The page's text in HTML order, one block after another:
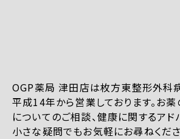
OGP薬局 津田店は枚方東整形外科
平成14年から営業しております。お
についてのご相談、健康に関するアド
小さな疑問でもお気軽にお尋ねくだ